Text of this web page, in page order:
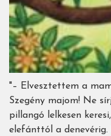
"– Elvesztettem a
Szegény majom! Ne
pillangó lelkesen
elefánttól a denevérig.